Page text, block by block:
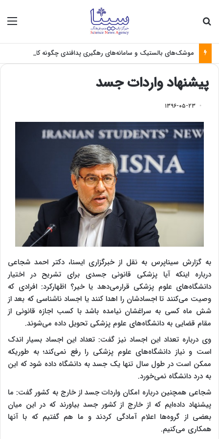
پیشنهاد واردات جسد
۱۳۹۶-۰۵-۲۳
به گزارش سیناپرس به نقل از خبرگزاری ایسنا، دکتر احمد شجاعی
درباره اینکه آیا پزشکی قانونی جسدی برای تشریح در اختیار
دانشگاه‌های علوم پزشکی قرارمی‌دهد یا خیر؟ اظهارکرد: افرادی که
وصیت می‌کنند تا اجسادشان را اهدا ‌کنند یا اجساد ناشناسی که بعد از
شش ماه کسی به سراغشان نیامده باشد با کسب اجازه قانونی از
مقام قضایی به دانشگاه‌های علوم پزشکی تحویل داده می‌شوند.
وی درباره تعداد این اجساد نیز گفت:‌ تعداد این اجساد بسیار اندک
است و نیاز دانشگاه‌های علوم پزشکی را رفع نمی‌کند؛ به طوریکه
ممکن است در طول سال تنها یک جسد به دانشگاه داده شود که این
به درد دانشگاه نمی‌خورد.
شجاعی همچنین درباره امکان واردات جسد از خارج به کشور گفت: ما
پیشنهاد داده‌ایم که از خارج از کشور جسد بیاورند که در این میان
بعضی از گروه‌ها اعلام آمادگی کردند و ما هم گفتیم که با آنها
همکاری می‌کنیم.